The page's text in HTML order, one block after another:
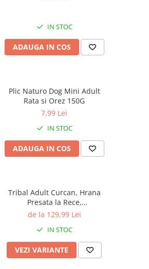
IN STOC
ADAUGA IN COS
Plic Naturo Dog Mini Adult
Rata si Orez 150G
7,99 Lei
IN STOC
ADAUGA IN COS
Tribal Adult Curcan, Hrana
Presata la Rece,
Hipoalergenica
de la 129,99 Lei
IN STOC
VEZI VARIANTE